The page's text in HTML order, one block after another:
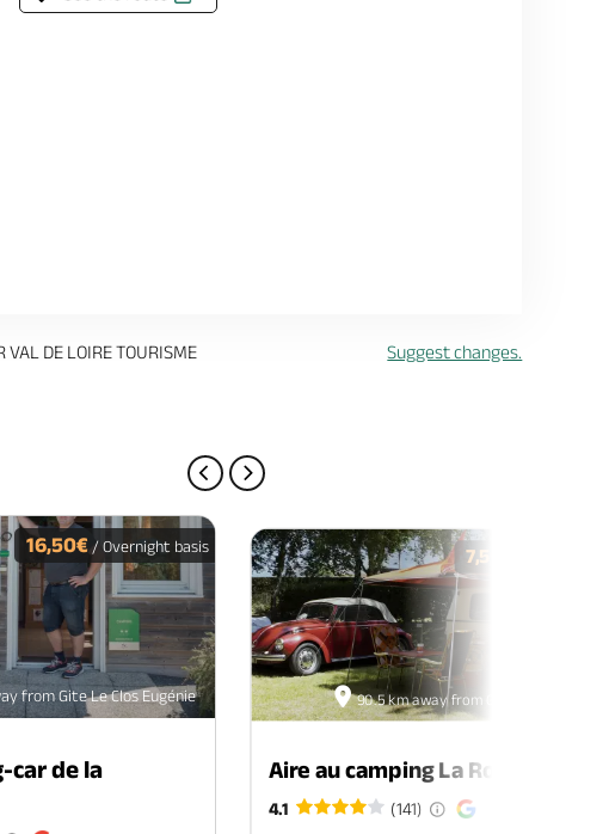
VAL DE LOIRE TOURISME Suggest changes.
from Gite Le Clos Eugénie
16,50€ / Overnight basis
car de la
90.5 km away from Gite Le Clos Eugénie
7,50€
Aire au camping La Roche Martin
4.1 (141)